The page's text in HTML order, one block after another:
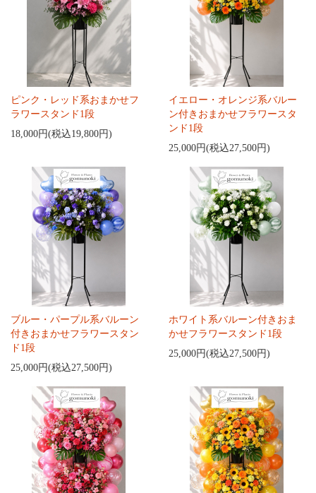
ピンク・レッド系おまかせフ
ラワースタンド1段
18,000円(税込19,800円)
イエロー・オレンジ系バルー
ン付きおまかせフラワースタ
ンド1段
25,000円(税込27,500円)
ブルー・パープル系バルーン
付きおまかせフラワースタン
ド1段
25,000円(税込27,500円)
ホワイト系バルーン付きおま
かせフラワースタンド1段
25,000円(税込27,500円)